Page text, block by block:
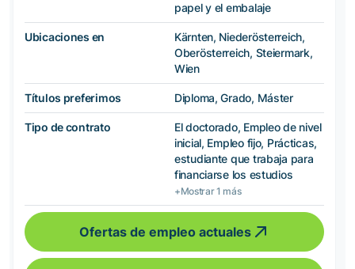
papel y el embalaje
Ubicaciones en
Kärnten, Niederösterreich,
Oberösterreich, Steiermark,
Wien
Títulos preferimos Diploma, Grado, Máster
Tipo de contrato
El doctorado, Empleo de nivel
inicial, Empleo fijo, Prácticas,
estudiante que trabaja para
financiarse los estudios
+Mostrar 1 más
Ofertas de empleo actuales